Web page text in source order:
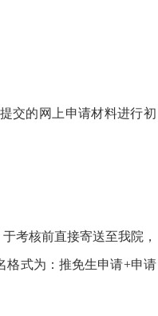
交的网上申请材料进行初
考核前直接寄送至我院，
格式为：推免生申请+申请